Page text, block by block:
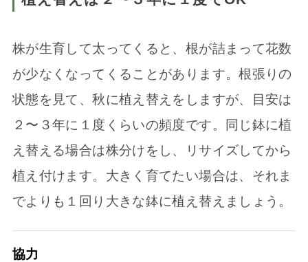
株が生育して太ってくると、根が詰まって花数
が少なくなってくることがあります。根張りの
状態を見て、秋に植え替えをしますが、目安は
２〜３年に１度くらいの頻度です。同じ鉢に植
え替える場合は株分けをし、リサイズしてから
植え付けます。大きく育てたい場合は、それま
でよりも１回り大きな鉢に植え替えましょう。
協力